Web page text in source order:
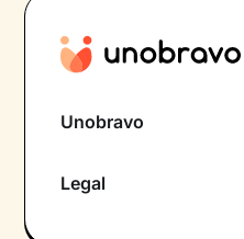
Unobravo
Legal